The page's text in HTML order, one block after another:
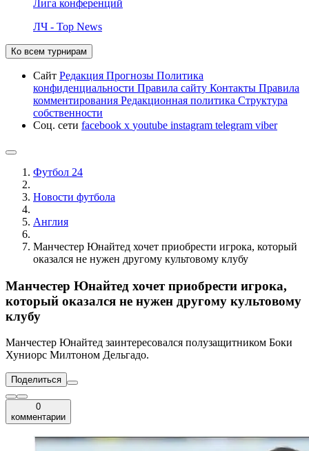
Лига конференций
ЛЧ - Top News
Ко всем турнирам
Сайт Редакция Прогнозы Политика
конфиденциальности Правила сайту Контакты Правила
комментирования Редакционная политика Структура
собственности
Соц. сети facebook x youtube instagram telegram viber
Футбол 24
Новости футбола
Англия
Манчестер Юнайтед хочет приобрести игрока, который
оказался не нужен другому культовому клубу
Манчестер Юнайтед хочет приобрести игрока,
который оказался не нужен другому культовому
клубу
Манчестер Юнайтед заинтересовался полузащитником Боки
Хуниорс Милтоном Дельгадо.
Поделиться
0
комментарии